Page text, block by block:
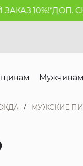
10%!*ДОП.
Мужчинам
МУЖСКИЕ